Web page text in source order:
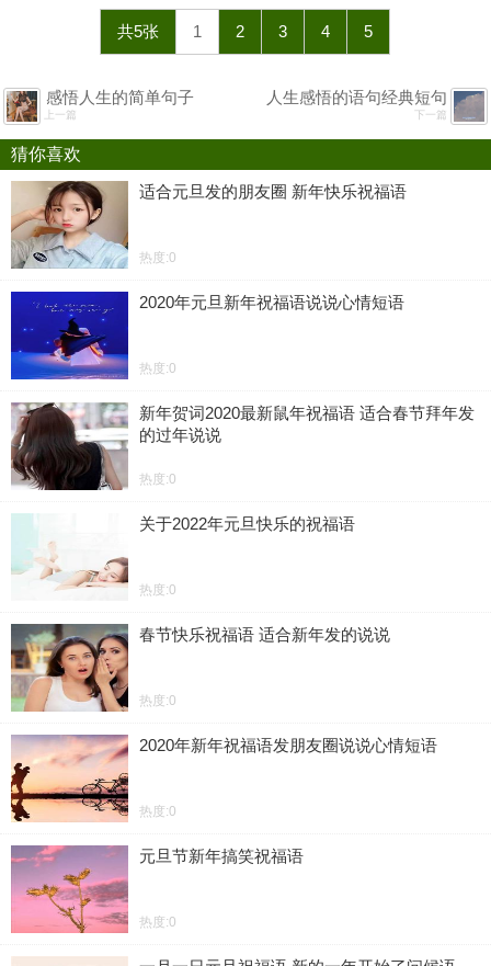
共5张 1 2 3 4 5
感悟人生的简单句子
上一篇
人生感悟的语句经典短句
下一篇
猜你喜欢
适合元旦发的朋友圈 新年快乐祝福语
热度:0
2020年元旦新年祝福语说说心情短语
热度:0
新年贺词2020最新鼠年祝福语 适合春节拜年发
的过年说说
热度:0
关于2022年元旦快乐的祝福语
热度:0
春节快乐祝福语 适合新年发的说说
热度:0
2020年新年祝福语发朋友圈说说心情短语
热度:0
元旦节新年搞笑祝福语
热度:0